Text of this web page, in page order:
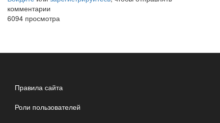
слезы
комментарии
6094 просмотра
Правила сайта
Роли пользователей